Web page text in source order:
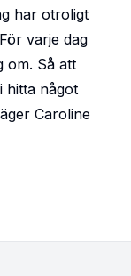
har otroligt
varje dag
om. Så att
hitta något
Caroline